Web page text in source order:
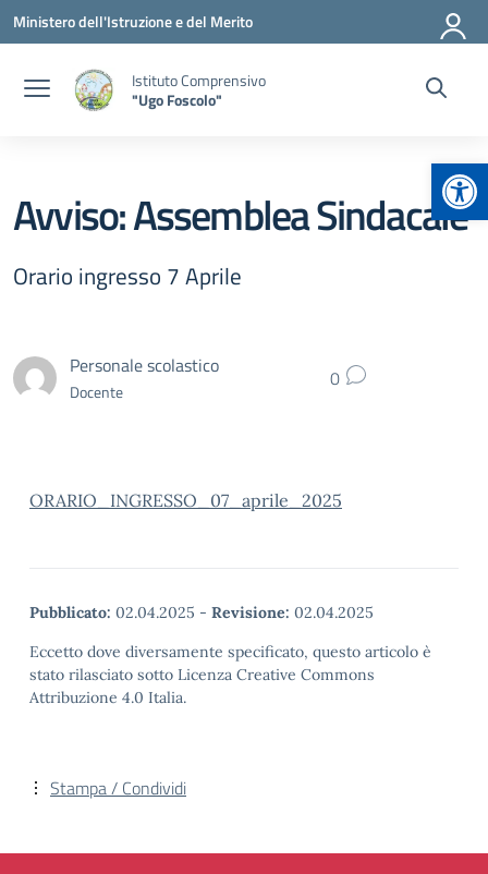
Vai ai contenuti
Vai al menu di navigazione
Vai al footer
Ministero dell'Istruzione e del Merito
Istituto Comprensivo
"Ugo Foscolo"
Avviso: Assemblea Sindacale
Orario ingresso 7 Aprile
Personale scolastico
Docente 0
ORARIO_INGRESSO_07_aprile_2025
Pubblicato: 02.04.2025 - Revisione: 02.04.2025
Eccetto dove diversamente specificato, questo articolo è
stato rilasciato sotto Licenza Creative Commons
Attribuzione 4.0 Italia.
Stampa / Condividi